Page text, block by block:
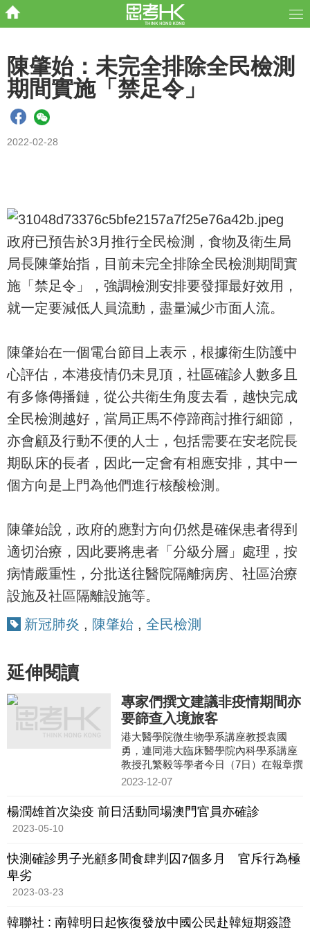
陳肇始：未完全排除全民檢測
期間實施「禁足令」
2022-02-28
政府已預告於3月推行全民檢測，食物及衛生局
局長陳肇始指，目前未完全排除全民檢測期間實
施「禁足令」，強調檢測安排要發揮最好效用，
就一定要減低人員流動，盡量減少市面人流。
陳肇始在一個電台節目上表示，根據衛生防護中
心評估，本港疫情仍未見頂，社區確診人數多且
有多條傳播鏈，從公共衛生角度去看，越快完成
全民檢測越好，當局正馬不停蹄商討推行細節，
亦會顧及行動不便的人士，包括需要在安老院長
期臥床的長者，因此一定會有相應安排，其中一
個方向是上門為他們進行核酸檢測。
陳肇始說，政府的應對方向仍然是確保患者得到
適切治療，因此要將患者「分級分層」處理，按
病情嚴重性，分批送往醫院隔離病房、社區治療
設施及社區隔離設施等。
新冠肺炎 , 陳肇始 , 全民檢測
延伸閱讀
專家們撰文建議非疫情期間亦
要篩查入境旅客
港大醫學院微生物學系講座教授袁國
勇，連同港大臨床醫學院內科學系講座
教授孔繁毅等學者今日（7日）在報章撰
文，就香港未來應對疫情提出建議，指
2023-12-07
楊潤雄首次染疫 前日活動同場澳門官員亦確診
2023-05-10
快測確診男子光顧多間食肆判囚7個多月 官斥行為極
卑劣
2023-03-23
韓聯社 : 南韓明日起恢復發放中國公民赴韓短期簽證